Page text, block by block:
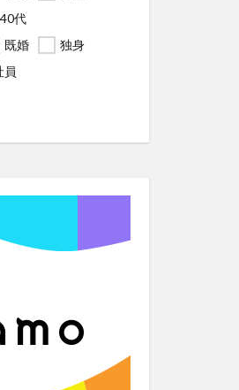
40代
既婚
独身
員